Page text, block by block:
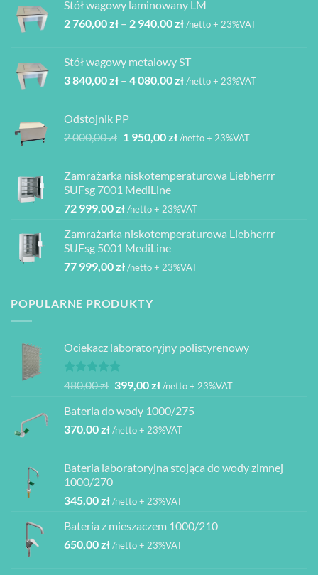
6
850,00 zł.
6
165,00 zł.
Stół wagowy laminowany LM
2 760,00zł – 2 940,00złZakres
2
760,00 zł
/netto + 23%VAT
Stół wagowy metalowy ST
3 840,00zł – 4 080,00złZakres
840,00 zł
080,00 zł
/netto + 23%VAT
Odstojnik PP
2 000,00zł Pierwotna
2
000,00 zł.
1 950,00złAktualna
1
/netto + 23%VAT
Zamrażarka niskotemperaturowa Liebherrr
SUFsg 7001 MediLine
72 999,00zł/netto + 23%VAT
Zamrażarka niskotemperaturowa Liebherrr
SUFsg 5001 MediLine
77 999,00zł/netto + 23%VAT
POPULARNE PRODUKTY
Ociekacz laboratoryjny polistyrenowy
Oceniono
na 5
480,00zł Pierwotna
wynosiła:
480,00 zł.
399,00złAktualna
wynosi:
399,00 zł.
/netto + 23%VAT
Bateria do wody 1000/275
370,00zł/netto + 23%VAT
Bateria laboratoryjna stojąca do wody zimnej
1000/270
345,00zł/netto + 23%VAT
Bateria z mieszaczem 1000/210
650,00zł/netto + 23%VAT